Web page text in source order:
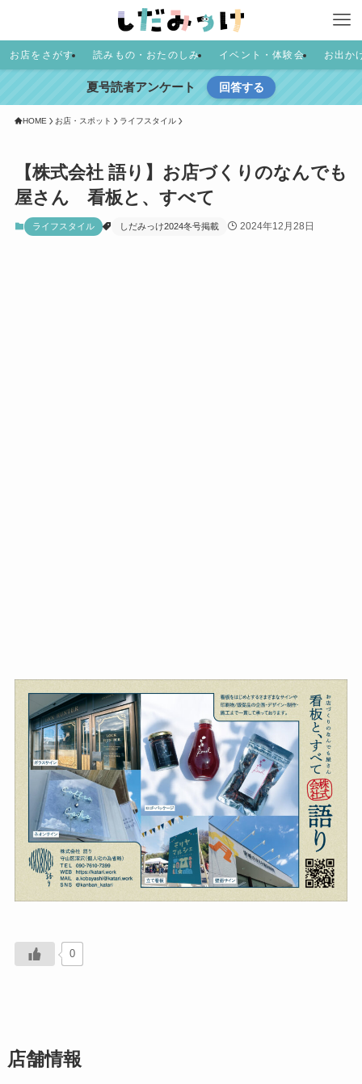
お店をさがす 読みもの・おたのしみ イベント・体験会 お出か
夏号読者アンケート 回答する
HOME お店・スポット ライフスタイル
【株式会社 語り】お店づくりのなんでも
屋さん 看板と、すべて
ライフスタイル しだみっけ2024冬号掲載 2024年12月28日
0
店舗情報